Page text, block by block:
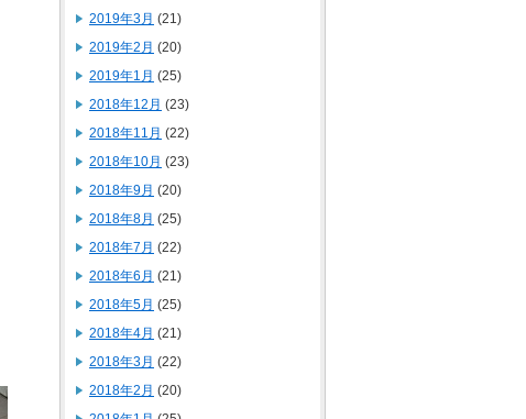
2019年3月 (21)
2019年2月 (20)
2019年1月 (25)
2018年12月 (23)
2018年11月 (22)
2018年10月 (23)
2018年9月 (20)
2018年8月 (25)
2018年7月 (22)
2018年6月 (21)
2018年5月 (25)
2018年4月 (21)
2018年3月 (22)
2018年2月 (20)